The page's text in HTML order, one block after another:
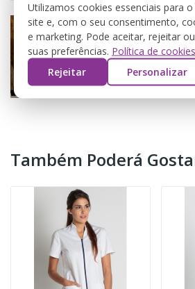
Também Poderá
Utilizamos cookies essenciais para
site e, com o seu consentimento,
e marketing. Pode aceitar, rejeitar
suas preferências. Política de cookies
Rejeitar
Personalizar